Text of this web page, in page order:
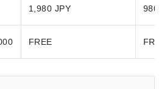
1,980 JPY 980
FREE